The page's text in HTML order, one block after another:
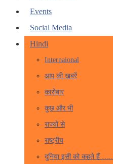
Events
Social Media
Hindi
Internaional
आप की खबरें
कारोबार
कुछ और भी
राज्यों से
राष्ट्रीय
दुनिया इसी को कहते हैं …..